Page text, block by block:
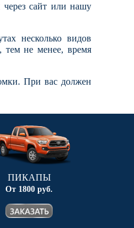
через сайт или нашу
несколько видов
тем не менее, время
При вас должен
ПИКАПЫ
От 1800 руб.